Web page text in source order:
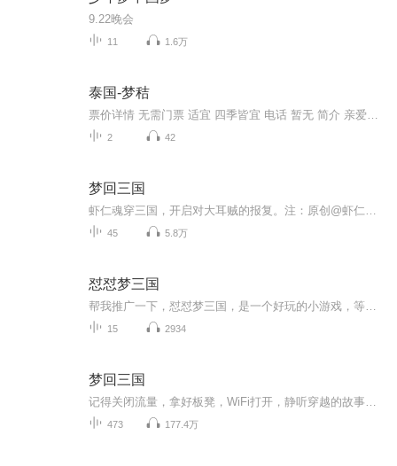
9.22晚会
11 1.6万
泰国-梦秸
2 42
梦回三国
45 5.8万
怼怼梦三国
15 2934
梦回三国
473 177.4万